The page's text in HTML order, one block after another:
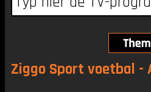
Ziggo Sport voetbal -